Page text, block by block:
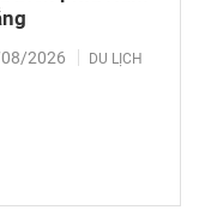
2026 DU LỊCH